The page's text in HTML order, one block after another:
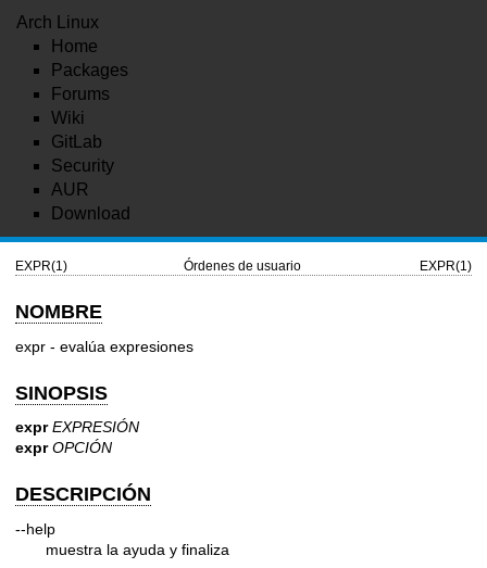
Arch Linux
Home
Packages
Forums
Wiki
GitLab
Security
AUR
Download
EXPR(1) Órdenes de usuario EXPR(1)
NOMBRE
expr - evalúa expresiones
SINOPSIS
expr EXPRESIÓN
expr OPCIÓN
DESCRIPCIÓN
--help
muestra la ayuda y finaliza